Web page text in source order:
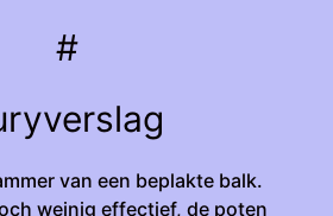
#
van een beplakte balk.
weinig effectief, de poten